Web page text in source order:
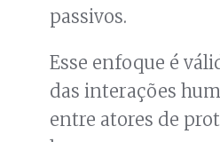
passivos.
Esse enfoque é
das interações
entre atores de